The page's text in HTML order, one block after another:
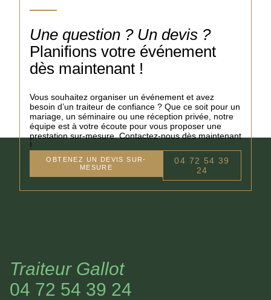
Une question ? Un devis ?
Planifions votre événement
dès maintenant !
Vous souhaitez organiser un événement et avez
besoin d’un traiteur de confiance ? Que ce soit pour un
mariage, un séminaire ou une réception privée, notre
équipe est à votre écoute pour vous proposer une
prestation sur-mesure. Contactez-nous dès maintenant
!
OBTENEZ UN DEVIS SUR-
MESURE
04 72 54 39
24
Traiteur Gallot
04 72 54 39 24